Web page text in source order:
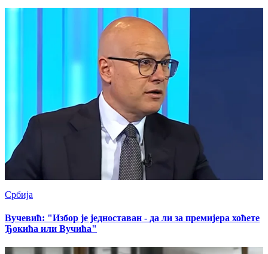
Србија
Вучевић: "Избор је једноставан - да ли за премијера хоћете
Ђокића или Вучића"